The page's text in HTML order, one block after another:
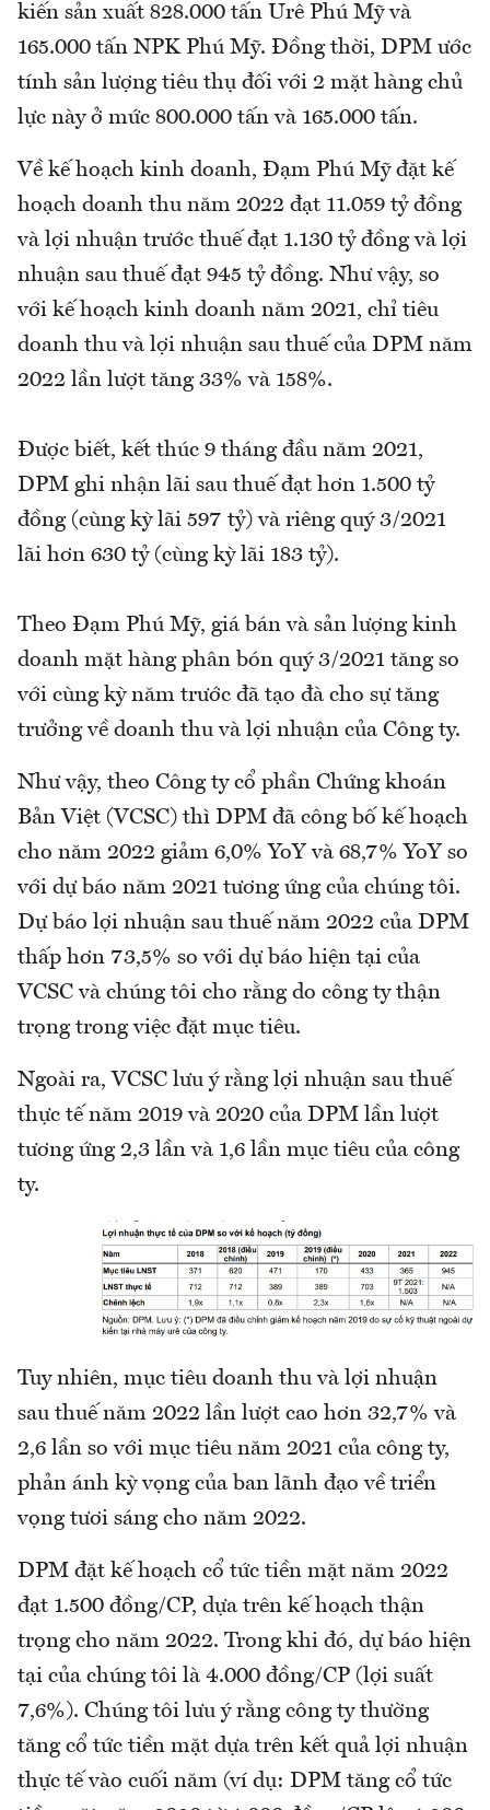
kiến sản xuất 828.000 tấn Urê Phú Mỹ và
165.000 tấn NPK Phú Mỹ. Đồng thời, DPM ước
tính sản lượng tiêu thụ đối với 2 mặt hàng chủ
lực này ở mức 800.000 tấn và 165.000 tấn.
Về kế hoạch kinh doanh, Đạm Phú Mỹ đặt kế
hoạch doanh thu năm 2022 đạt 11.059 tỷ đồng
và lợi nhuận trước thuế đạt 1.130 tỷ đồng và lợi
nhuận sau thuế đạt 945 tỷ đồng. Như vậy, so
với kế hoạch kinh doanh năm 2021, chỉ tiêu
doanh thu và lợi nhuận sau thuế của DPM năm
2022 lần lượt tăng 33% và 158%.
Được biết, kết thúc 9 tháng đầu năm 2021,
DPM ghi nhận lãi sau thuế đạt hơn 1.500 tỷ
đồng (cùng kỳ lãi 597 tỷ) và riêng quý 3/2021
lãi hơn 630 tỷ (cùng kỳ lãi 183 tỷ).
Theo Đạm Phú Mỹ, giá bán và sản lượng kinh
doanh mặt hàng phân bón quý 3/2021 tăng so
với cùng kỳ năm trước đã tạo đà cho sự tăng
trưởng về doanh thu và lợi nhuận của Công ty.
Như vậy, theo Công ty cổ phần Chứng khoán
Bản Việt (VCSC) thì DPM đã công bố kế hoạch
cho năm 2022 giảm 6,0% YoY và 68,7% YoY so
với dự báo năm 2021 tương ứng của chúng tôi.
Dự báo lợi nhuận sau thuế năm 2022 của DPM
thấp hơn 73,5% so với dự báo hiện tại của
VCSC và chúng tôi cho rằng do công ty thận
trọng trong việc đặt mục tiêu.
Ngoài ra, VCSC lưu ý rằng lợi nhuận sau thuế
thực tế năm 2019 và 2020 của DPM lần lượt
tương ứng 2,3 lần và 1,6 lần mục tiêu của công
ty.
Tuy nhiên, mục tiêu doanh thu và lợi nhuận
sau thuế năm 2022 lần lượt cao hơn 32,7% và
2,6 lần so với mục tiêu năm 2021 của công ty,
phản ánh kỳ vọng của ban lãnh đạo về triển
vọng tươi sáng cho năm 2022.
DPM đặt kế hoạch cổ tức tiền mặt năm 2022
đạt 1.500 đồng/CP, dựa trên kế hoạch thận
trọng cho năm 2022. Trong khi đó, dự báo hiện
tại của chúng tôi là 4.000 đồng/CP (lợi suất
7,6%). Chúng tôi lưu ý rằng công ty thường
tăng cổ tức tiền mặt dựa trên kết quả lợi nhuận
thực tế vào cuối năm (ví dụ: DPM tăng cổ tức